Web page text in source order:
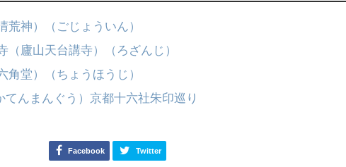
荒神）（ごじょういん）
（廬山天台講寺）（ろざんじ）
角堂）（ちょうほうじ）
んまんぐう）京都十六社朱印巡り
Facebook Twitter